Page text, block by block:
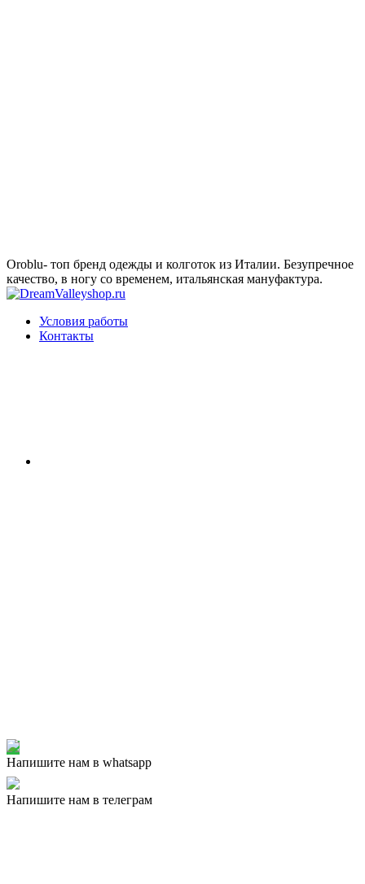
Oroblu- топ бренд одежды и колготок из Италии. Безупречное
качество, в ногу со временем, итальянская мануфактура.
Условия работы
Контакты
Напишите нам в whatsapp
Напишите нам в телеграм